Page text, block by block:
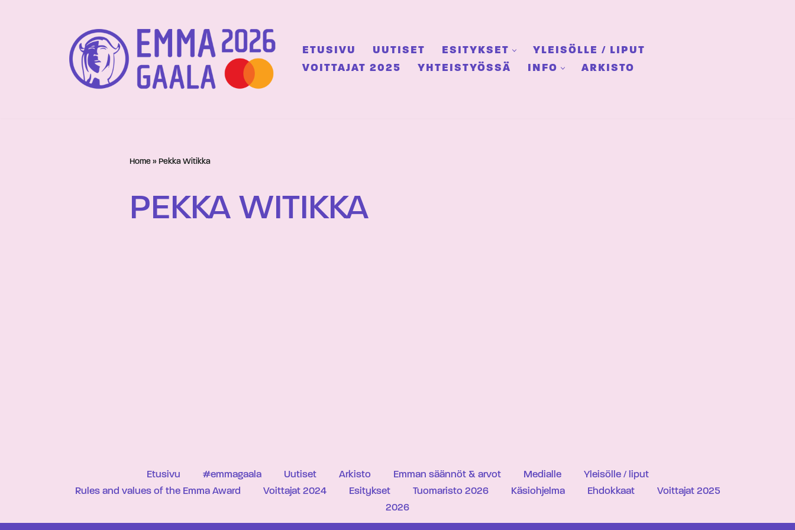
ETUSIVU UUTISET ESITYKSET
YLEISÖLLE / LIPUT
VOITTAJAT 2025
YHTEISTYÖSSÄ INFO ARKISTO
Home » Pekka Witikka
PEKKA WITIKKA
Etusivu #emmagaala Uutiset Arkisto Emman säännöt & arvot Medialle
Yleisölle / liput
Rules and values of the Emma Award
Voittajat 2024 Esitykset Tuomaristo 2026 Käsiohjelma Ehdokkaat
Voittajat 2025
2026